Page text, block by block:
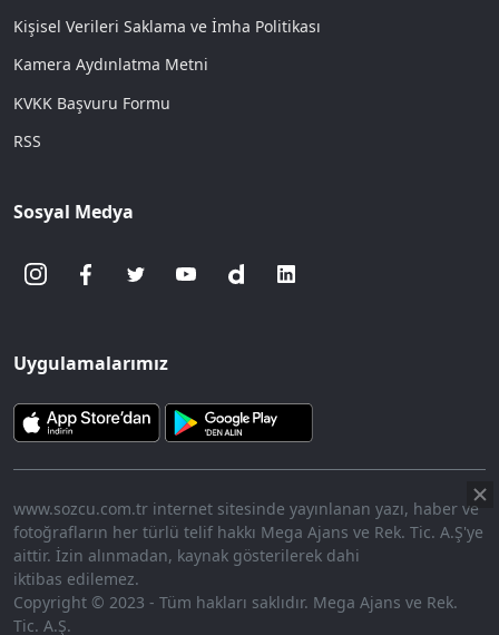
Kişisel Verileri Saklama ve İmha Politikası
Kamera Aydınlatma Metni
KVKK Başvuru Formu
RSS
Sosyal Medya
Uygulamalarımız
www.sozcu.com.tr internet sitesinde yayınlanan yazı, haber ve
fotoğrafların her türlü telif hakkı Mega Ajans ve Rek. Tic. A.Ş'ye
aittir. İzin alınmadan, kaynak gösterilerek dahi
iktibas edilemez.
Copyright © 2023 - Tüm hakları saklıdır. Mega Ajans ve Rek.
Tic. A.Ş.